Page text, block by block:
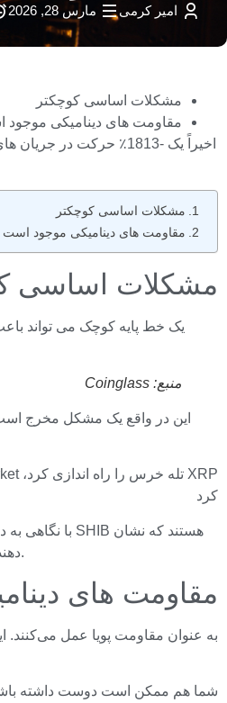
امیر کرمی مارس 28, 2026
مشکلات اساسی کوچکتر
مقاومت های دینامیکی موجود
مشکلات اساسی کوچکتر
مقاومت های دینامیکی موجود است
مشکلات اساسی
منبع: Coinglass
این در واقع یک مشکل مخرج
کرد
دهنده افزایش عرضه توکن در پلتفرم های معاملاتی است. این معمولاً به این معنی است که فشار بیشتری برای فروش وجود دارد. نه نیازی به وحشت وجود دارد و نه افزایشی.
مقاومت های
شما هم ممکن است دوست داشته